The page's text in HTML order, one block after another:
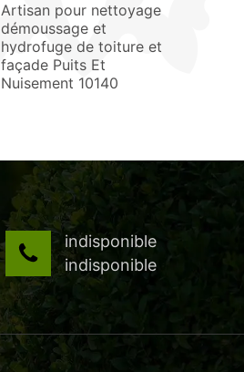
Artisan pour nettoyage
démoussage et
hydrofuge de toiture et
façade Puits Et
Nuisement 10140
indisponible
indisponible